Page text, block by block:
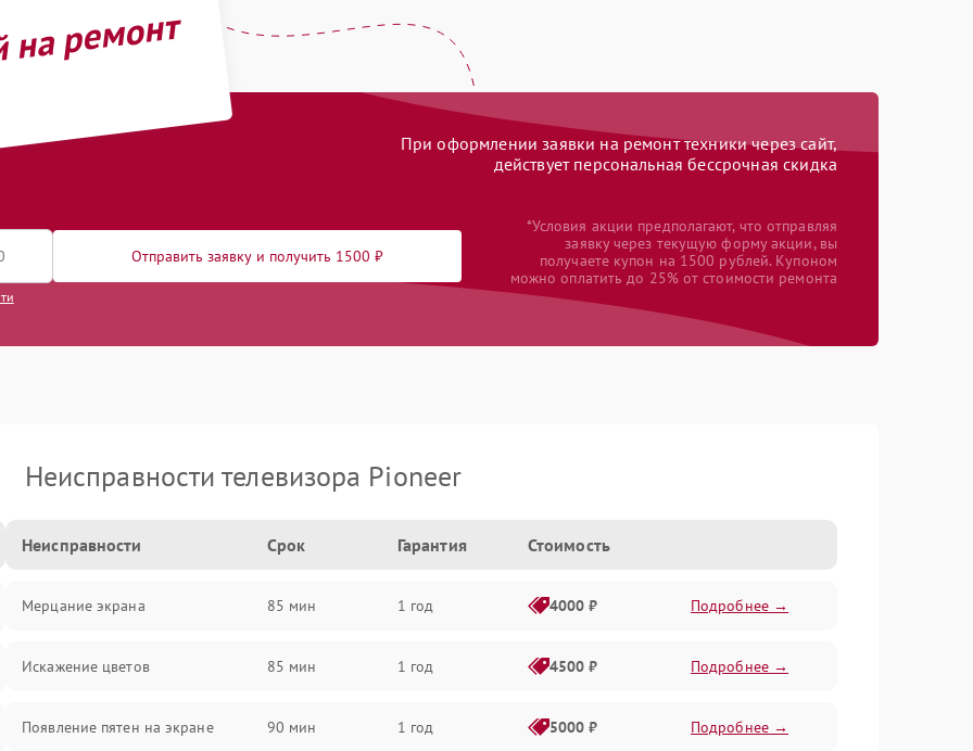
ремонт
При оформлении заявки на ремонт техники через сайт,
действует персональная бессрочная скидка
Отправить заявку и получить 1500 ₽
*Условия акции предполагают, что отправляя
заявку через текущую форму акции, вы
получаете купон на 1500 рублей. Купоном
можно оплатить до 25% от стоимости ремонта
Неисправности телевизора Pioneer
Неисправности Срок Гарантия Стоимость
Мерцание экрана 85 мин 1 год 4000 ₽ Подробнее →
Искажение цветов 85 мин 1 год 4500 ₽ Подробнее →
Появление пятен на экране 90 мин 1 год 5000 ₽ Подробнее →